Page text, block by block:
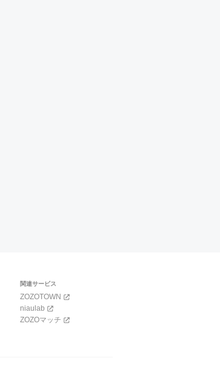
関連サービス
ZOZOTOWN
niaulab
ZOZOマッチ